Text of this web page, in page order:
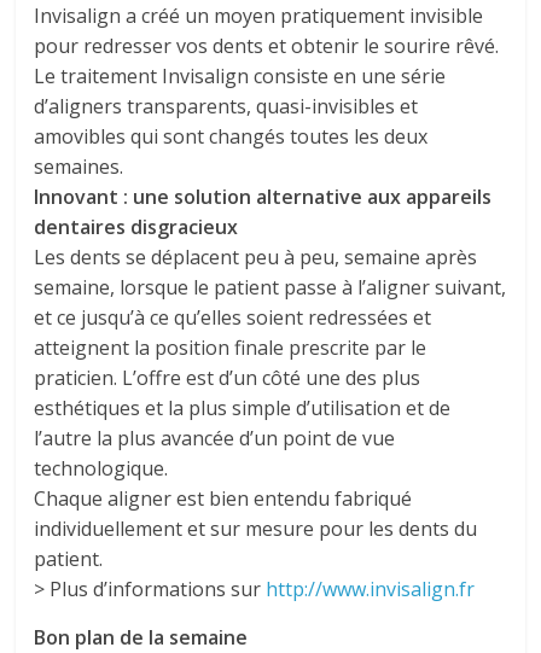
Invisalign a créé un moyen pratiquement invisible
pour redresser vos dents et obtenir le sourire rêvé.
Le traitement Invisalign consiste en une série
d’aligners transparents, quasi-invisibles et
amovibles qui sont changés toutes les deux
semaines.
Innovant : une solution alternative aux appareils
dentaires disgracieux
Les dents se déplacent peu à peu, semaine après
semaine, lorsque le patient passe à l’aligner suivant,
et ce jusqu’à ce qu’elles soient redressées et
atteignent la position finale prescrite par le
praticien. L’offre est d’un côté une des plus
esthétiques et la plus simple d’utilisation et de
l’autre la plus avancée d’un point de vue
technologique.
Chaque aligner est bien entendu fabriqué
individuellement et sur mesure pour les dents du
patient.
> Plus d’informations sur http://www.invisalign.fr
Bon plan de la semaine